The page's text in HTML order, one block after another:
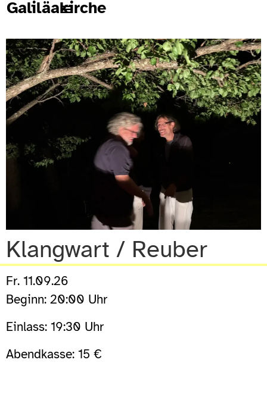
Galiläakirche
Klangwart / Reuber
Fr. 11.09.26
Beginn: 20:00 Uhr
Einlass: 19:30 Uhr
Abendkasse: 15 €